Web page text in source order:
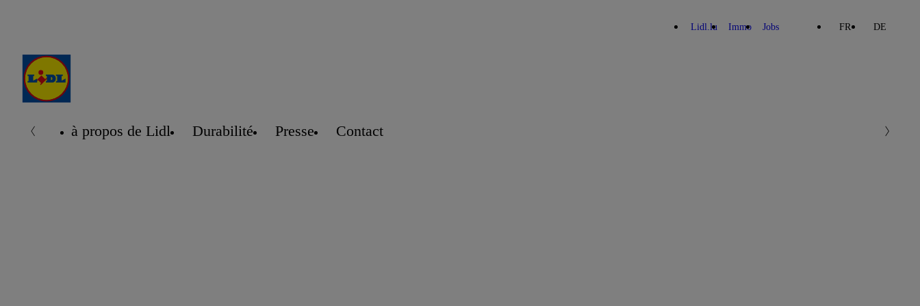
Lidl.lu Immo Jobs FR DE
à propos de Lidl Durabilité Presse Contact